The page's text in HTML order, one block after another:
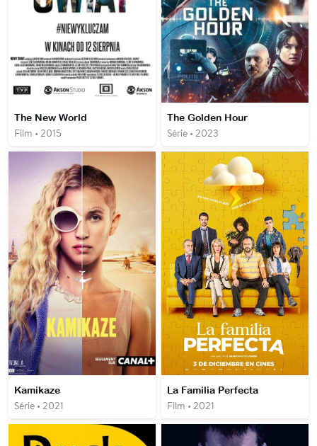
The New World
Film • 2015
The Golden Hour
Série • 2023
Kamikaze
Série • 2021
La Familia Perfecta
Film • 2021